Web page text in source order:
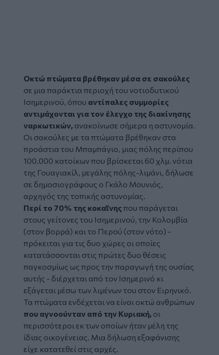
Οκτώ πτώματα βρέθηκαν μέσα σε σακούλες
σε μια παράκτια περιοχή του νοτιοδυτικού
Ισημερινού, όπου αντίπαλες συμμορίες
αντιμάχονται για τον έλεγχο της διακίνησης
ναρκωτικών, ανακοίνωσε σήμερα η αστυνομία.
Οι σακούλες με τα πτώματα βρέθηκαν στα
προάστια του Μπαμπάγιο, μιας πόλης περίπου
100.000 κατοίκων που βρίσκεται 60 χλμ. νότια
της Γουαγιακίλ, μεγάλης πόλης-λιμάνι, δήλωσε
σε δημοσιογράφους ο Γκάλο Μουνιός,
αρχηγός της τοπικής αστυνομίας.
Περί το 70% της κοκαΐνηςπου παράγεται
στους γείτονες του Ισημερινού, την Κολομβία
(στον βορρά) και το Περού (στον νότο) -
πρόκειται για τις δυο χώρες οι οποίες
κατατάσσονται στις πρώτες δυο θέσεις
παγκοσμίως ως προς την παραγωγή της ουσίας
αυτής - διέρχεται από τον Ισημερινό κι
εξάγεται μέσω των λιμένων του στον Ειρηνικό.
Τα πτώματα ενδέχεται να είναι οκτώ ανθρώπων
που αγνοούνταν από την Κυριακή, οι
περισσότεροι εκ των οποίων ήταν μέλη της
ίδιας οικογένειας. Μια δήλωση εξαφάνισης
είχε κατατεθεί στις αρχές.